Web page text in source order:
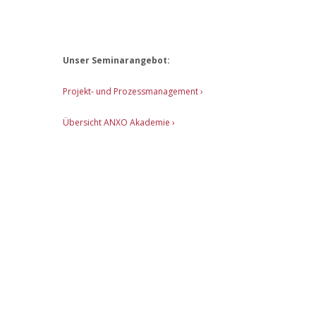
Unser Seminarangebot:
Projekt- und Prozessmanagement ›
Übersicht ANXO Akademie ›